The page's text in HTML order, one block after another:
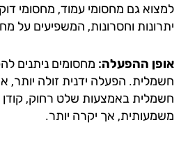
גם מחסומי עמוד, מחסומי דוקרנים
וחסרונות, המשפיעים על מחירו.
ההפעלה:מחסומים ניתנים
הפעלה ידנית זולה יותר, אך
באמצעות שלט רחוק, קודן או
אך יקרה יותר.